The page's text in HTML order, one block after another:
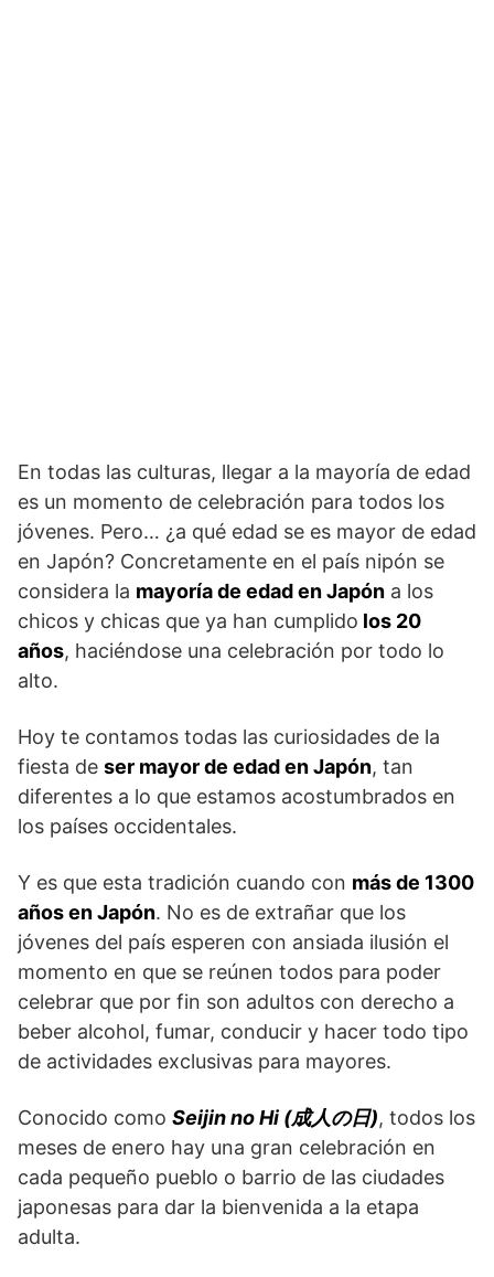
En todas las culturas, llegar a la mayoría de edad
es un momento de celebración para todos los
jóvenes. Pero… ¿a qué edad se es mayor de edad
en Japón? Concretamente en el país nipón se
considera la mayoría de edad en Japón a los
chicos y chicas que ya han cumplido los 20
años, haciéndose una celebración por todo lo
alto.
Hoy te contamos todas las curiosidades de la
fiesta de ser mayor de edad en Japón, tan
diferentes a lo que estamos acostumbrados en
los países occidentales.
Y es que esta tradición cuando con más de 1300
años en Japón. No es de extrañar que los
jóvenes del país esperen con ansiada ilusión el
momento en que se reúnen todos para poder
celebrar que por fin son adultos con derecho a
beber alcohol, fumar, conducir y hacer todo tipo
de actividades exclusivas para mayores.
Conocido como Seijin no Hi (成人の日), todos los
meses de enero hay una gran celebración en
cada pequeño pueblo o barrio de las ciudades
japonesas para dar la bienvenida a la etapa
adulta.